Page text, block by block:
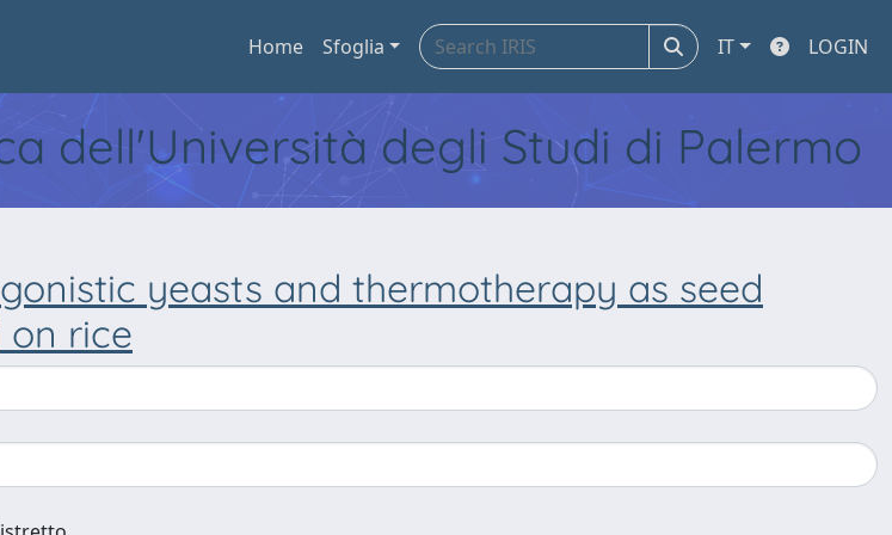
Home Sfoglia IT LOGIN
dell'Università degli Studi di Palermo
yeasts and thermotherapy as seed
rice